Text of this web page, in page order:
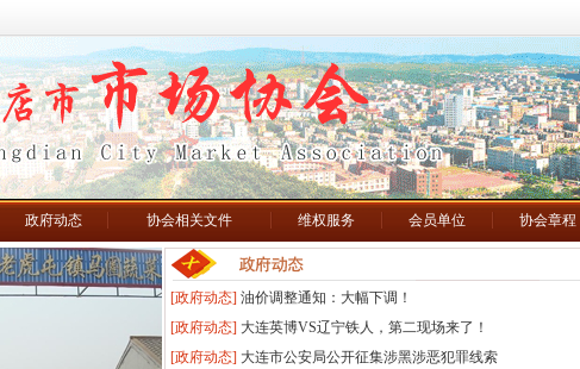
政府动态 协会相关文件 维权服务 会员单位 协会章程
[政府动态] 油价调整通知：大幅下调！
[政府动态] 大连英博VS辽宁铁人，第二现场来了！
[政府动态] 大连市公安局公开征集涉黑涉恶犯罪线索